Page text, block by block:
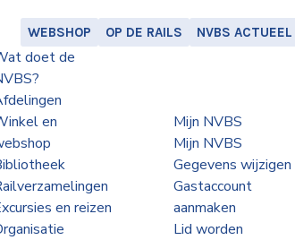
WEBSHOP OP DE RAILS NVBS ACTUEEL
doet de
en
en reizen
Mijn NVBS
Mijn NVBS
Gegevens wijzigen
Gastaccount
aanmaken
Lid worden